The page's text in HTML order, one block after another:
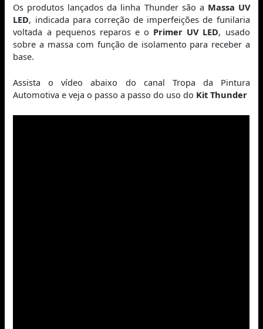
Os produtos lançados da linha Thunder são a Massa UV
LED, indicada para correção de imperfeições de funilaria
voltada a pequenos reparos e o Primer UV LED, usado
sobre a massa com função de isolamento para receber a
base.
Assista o vídeo abaixo do canal Tropa da Pintura
Automotiva e veja o passo a passo do uso do Kit Thunder